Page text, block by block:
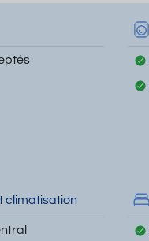
climatisation